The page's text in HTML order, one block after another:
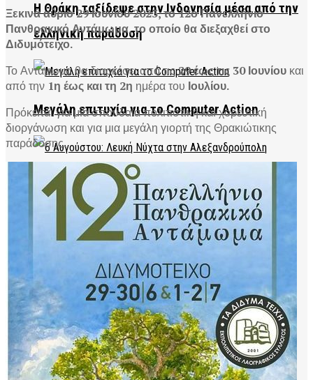
Η Θράκη ταξίδεψε στην Ινδονησία μέσα από την
ελληνική παράδοση
Μεγάλη επιτυχία για το Computer Action
Αλεξανδρούπολη: Έρχεται η 13η Λευκή Νύχτα
Συνέντευξη Τύπου για τη Λευκή Νύχτα
2026Αλεξανδρούπολης 2026
Ξεκινά αύριο 29 Ιουνίου 2023, το 12ο Πανελλήνιο
Πανθρακικό Αντάμωμα, το οποίο θα διεξαχθεί στο
Διδυμότειχο.
Το Αντάμωμα θα διαρκέσει από τις29 έως τις 30 Ιουνίου και
από την 1η έως και τη 2η ημέρα του Ιουλίου.
Πρόκειται για μία σπουδαία πολιτιστική και χορευτική
διοργάνωση και για μια μεγάλη γιορτή της Θρακιώτικης
παράδοσης.